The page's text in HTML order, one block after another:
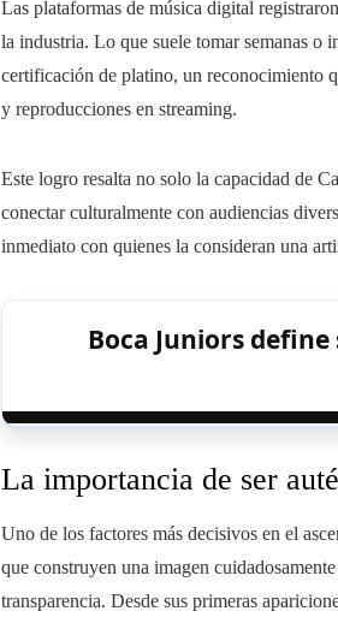
Las plataformas de música digital
la industria. Lo que suele tomar semanas o
certificación de platino, un reconocimiento
y reproducciones en streaming.
Este logro resalta no solo la capacidad de
conectar culturalmente con audiencias
inmediato con quienes la consideran una
Boca Juniors
La importancia de ser
Uno de los factores más decisivos en el
que construyen una imagen
transparencia. Desde sus primeras